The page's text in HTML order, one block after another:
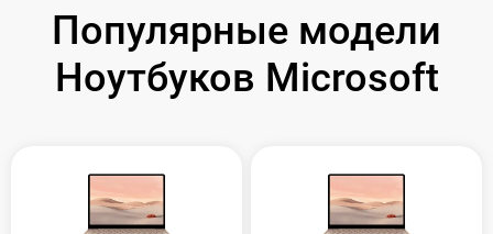
Популярные модели
Ноутбуков Microsoft